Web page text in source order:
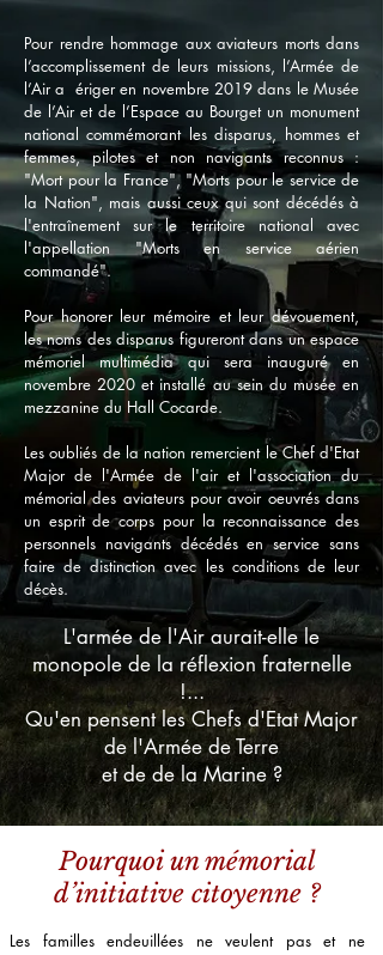
Pour rendre hommage aux aviateurs morts dans
l’accomplissement de leurs missions, l’Armée de
l’Air a ériger en novembre 2019 dans le Musée
de l’Air et de l’Espace au Bourget un monument
national commémorant les disparus, hommes et
femmes, pilotes et non navigants reconnus :
"Mort pour la France", "Morts pour le service de
la Nation", mais aussi ceux qui sont décédés à
l'entraînement sur le territoire national avec
l'appellation "Morts en service aérien
commandé".
Pour honorer leur mémoire et leur dévouement,
les noms des disparus figureront dans un espace
mémoriel multimédia qui sera inauguré en
novembre 2020 et installé au sein du musée en
mezzanine du Hall Cocarde.
Les oubliés de la nation remercient le Chef d'Etat
Major de l'Armée de l'air et l'association du
mémorial des aviateurs pour avoir oeuvrés dans
un esprit de corps pour la reconnaissance des
personnels navigants décédés en service sans
faire de distinction avec les conditions de leur
décès.
L'armée de l'Air aurait-elle le
monopole de la réflexion fraternelle
!...
Qu'en pensent les Chefs d'Etat Major
de l'Armée de Terre
et de de la Marine ?
Pourquoi un mémorial
d’initiative citoyenne ?
Les familles endeuillées ne veulent pas et ne